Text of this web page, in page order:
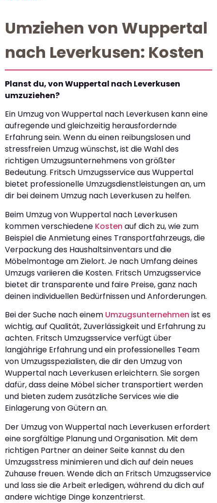
Umziehen von Wuppertal
nach Leverkusen: Kosten
Planst du, von Wuppertal nach Leverkusen
umzuziehen?
Ein Umzug von Wuppertal nach Leverkusen kann eine
aufregende und gleichzeitig herausfordernde
Erfahrung sein. Wenn du einen reibungslosen und
stressfreien Umzug wünschst, ist die Wahl des
richtigen Umzugsunternehmens von größter
Bedeutung. Fritsch Umzugsservice aus Wuppertal
bietet professionelle Umzugsdienstleistungen an, um
dir bei deinem Umzug nach Leverkusen zu helfen.
Beim Umzug von Wuppertal nach Leverkusen
kommen verschiedene Kosten auf dich zu, wie zum
Beispiel die Anmietung eines Transportfahrzeugs, die
Verpackung des Haushaltsinventars und die
Möbelmontage am Zielort. Je nach Umfang deines
Umzugs variieren die Kosten. Fritsch Umzugsservice
bietet dir transparente und faire Preise, ganz nach
deinen individuellen Bedürfnissen und Anforderungen.
Bei der Suche nach einem Umzugsunternehmen ist es
wichtig, auf Qualität, Zuverlässigkeit und Erfahrung zu
achten. Fritsch Umzugsservice verfügt über
langjährige Erfahrung und ein professionelles Team
von Umzugsspezialisten, die dir den Umzug von
Wuppertal nach Leverkusen erleichtern. Sie sorgen
dafür, dass deine Möbel sicher transportiert werden
und bieten zudem zusätzliche Services wie die
Einlagerung von Gütern an.
Der Umzug von Wuppertal nach Leverkusen erfordert
eine sorgfältige Planung und Organisation. Mit dem
richtigen Partner an deiner Seite kannst du den
Umzugsstress minimieren und dich auf dein neues
Zuhause freuen. Wende dich an Fritsch Umzugsservice
und lass sie die Arbeit erledigen, während du dich auf
andere wichtige Dinge konzentrierst.